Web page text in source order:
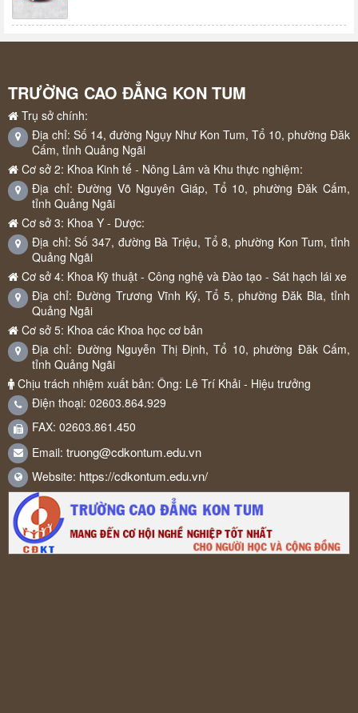
TRƯỜNG CAO ĐẲNG KON TUM
Trụ sở chính:
Địa chỉ: Số 14, đường Ngụy Như Kon Tum, Tổ 10, phường Đăk
Cấm, tỉnh Quảng Ngãi
Cơ sở 2: Khoa Kinh tế - Nông Lâm và Khu thực nghiệm:
Địa chỉ: Đường Võ Nguyên Giáp, Tổ 10, phường Đăk Cấm,
tỉnh Quảng Ngãi
Cơ sở 3: Khoa Y - Dược:
Địa chỉ: Số 347, đường Bà Triệu, Tổ 8, phường Kon Tum, tỉnh
Quảng Ngãi
Cơ sở 4: Khoa Kỹ thuật - Công nghệ và Đào tạo - Sát hạch lái xe
Địa chỉ: Đường Trương Vĩnh Ký, Tổ 5, phường Đăk Bla, tỉnh
Quảng Ngãi
Cơ sở 5: Khoa các Khoa học cơ bản
Địa chỉ: Đường Nguyễn Thị Định, Tổ 10, phường Đăk Cấm,
tỉnh Quảng Ngãi
Chịu trách nhiệm xuất bản: Ông: Lê Trí Khải - Hiệu trưởng
Điện thoại: 02603.864.929
FAX: 02603.861.450
Email: truong@cdkontum.edu.vn
Website: https://cdkontum.edu.vn/